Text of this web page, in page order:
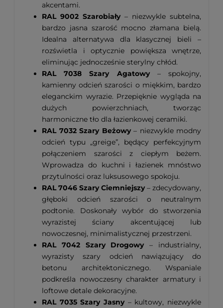
akcentami.
RAL 9002 Szarobiały– niezwykle subtelna,
bardzo jasna szarość mocno złamana bielą.
Idealna alternatywa dla klasycznej bieli –
rozświetla i optycznie powiększa wnętrze,
eliminując jednocześnie sterylny chłód.
RAL 7038 Szary Agatowy– spokojny,
kamienny odcień szarości o miękkim, bardzo
eleganckim wyrazie. Przepięknie wygląda na
dużych powierzchniach, tworząc
harmoniczne tło dla łazienkowej ceramiki.
RAL 7032 Szary Beżowy– niezwykle modny
odcień typu „greige”, będący perfekcyjnym
połączeniem szarości z ciepłym beżem.
Wprowadza do kuchni i łazienek mnóstwo
przytulności oraz luksusowego spokoju.
RAL 7046 Szary Ciemniejszy– zdecydowany,
głęboki odcień szarości o neutralnym
podtonie. Doskonały wybór do stworzenia
wyrazistej ściany akcentującej lub
nowoczesnej, minimalistycznej przestrzeni.
RAL 7042 Szary Drogowy– industrialny,
wyrazisty szary odcień nawiązujący do
betonu architektonicznego. Wspaniale
podkreśla nowoczesny charakter armatury i
loftowe detale dekoracyjne.
RAL 7035 Szary Jasny– kultowy, niezwykle